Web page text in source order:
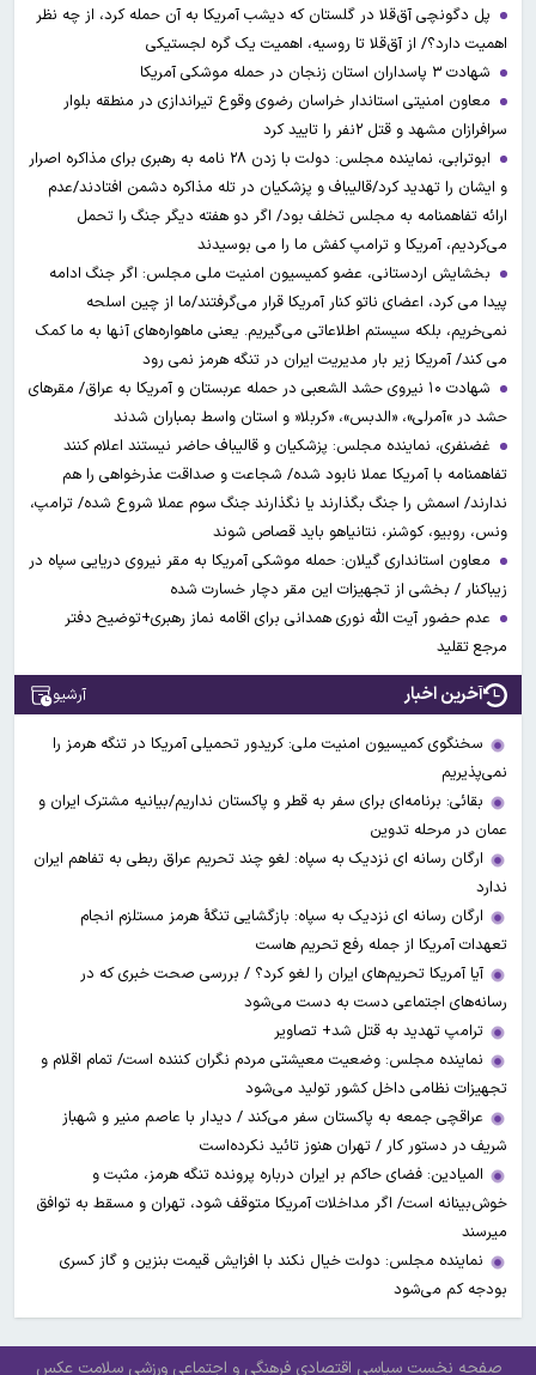
پل دگونچی آق‌قلا در گلستان که دیشب آمریکا به آن حمله کرد، از چه نظر
اهمیت دارد؟/ از آق‌قلا تا روسیه، اهمیت یک گره لجستیکی
شهادت ۳ ‌پاسداران استان زنجان در حمله موشکی آمریکا
معاون امنیتی استاندار خراسان رضوی وقوع تیراندازی در منطقه بلوار
سرافرازان مشهد و قتل ۲نفر را تایید کرد
ابوترابی، نماینده مجلس: دولت با زدن ۲۸ نامه به رهبری برای مذاکره اصرار
و ایشان را تهدید کرد/قالیباف و پزشکیان در تله مذاکره دشمن افتادند/عدم
ارائه تفاهمنامه به مجلس تخلف بود/ اگر دو هفته دیگر جنگ را تحمل
می‌کردیم، آمریکا و ترامپ کفش ما را می بوسیدند
بخشایش اردستانی، عضو کمیسیون امنیت ملی مجلس: اگر جنگ ادامه
پیدا می کرد، اعضای ناتو کنار آمریکا قرار می‌گرفتند/ما از چین اسلحه
نمی‌خریم، بلکه سیستم اطلاعاتی می‌گیریم. یعنی ماهواره‌های آنها به ما کمک
می کند/ آمریکا زیر بار مدیریت ایران در تنگه هرمز نمی رود
شهادت ۱۰ نیروی حشد الشعبی در حمله عربستان و آمریکا به عراق/ مقرهای
حشد در »آمرلی»، «الدبس»، «کربلا« و استان واسط بمباران شدند
غضنفری، نماینده مجلس: پزشکیان و قالیباف حاضر نیستند اعلام کنند
تفاهمنامه با آمریکا عملا نابود شده/ شجاعت و صداقت عذرخواهی را هم
ندارند/ اسمش را جنگ بگذارند یا نگذارند جنگ سوم عملا شروع شده/ ترامپ،
ونس، روبیو، کوشنر، نتانیاهو باید قصاص شوند
معاون استانداری گیلان: حمله موشکی آمریکا به مقر نیروی دریایی سپاه در
زیباکنار / بخشی از تجهیزات این مقر دچار خسارت شده
عدم حضور آیت الله نوری همدانی برای اقامه نماز رهبری+توضیح دفتر
مرجع تقلید
آخرین اخبار آرشیو
سخنگوی کمیسیون امنیت ملی: کریدور تحمیلی آمریکا در تنگه هرمز را
نمی‌پذیریم
بقائی: برنامه‌ای برای سفر به قطر و پاکستان نداریم/بیانیه مشترک ایران و
عمان در مرحله تدوین
ارگان رسانه ای نزدیک به سپاه: لغو چند تحریم عراق ربطی به تفاهم ایران
ندارد
ارگان رسانه ای نزدیک به سپاه: بازگشایی تنگۀ هرمز مستلزم انجام
تعهدات آمریکا از جمله رفع تحریم هاست
آیا آمریکا تحریم‌های ایران را لغو کرد؟ / بررسی صحت خبری که در
رسانه‌های اجتماعی دست به دست می‌شود
ترامپ تهدید به قتل شد+ تصاویر
نماینده مجلس: وضعیت معیشتی مردم نگران کننده است/ تمام اقلام و
تجهیزات نظامی داخل کشور تولید می‌شود
عراقچی جمعه به پاکستان سفر می‌کند / دیدار با عاصم منیر و شهباز
شریف در دستور کار / تهران هنوز تائید نکرده‌است
المیادین: فضای حاکم بر ایران درباره پرونده تنگه هرمز، مثبت و
خوش‌بینانه است/ اگر مداخلات آمریکا متوقف شود، تهران و مسقط به توافق
میرسند
نماینده مجلس: دولت خیال نکند با افزایش قیمت بنزین‌ و گاز کسری
بودجه کم می‌شود
صفحه نخست سیاسی اقتصادی فرهنگی و اجتماعی ورزشی سلامت عکس